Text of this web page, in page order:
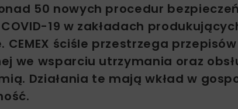
50 nowych procedur
19 w zakładach
CEMEX ściśle przestrzega
we wsparciu utrzymania oraz
Działania te mają wkład w